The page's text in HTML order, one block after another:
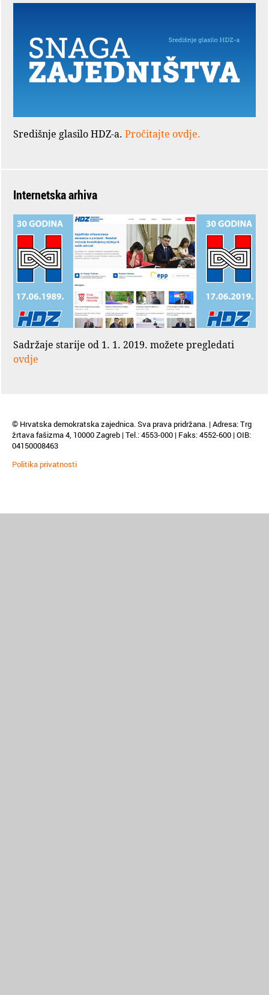
Središnje glasilo HDZ-a. Pročitajte ovdje.
Internetska arhiva
Sadržaje starije od 1. 1. 2019. možete pregledati
ovdje
© Hrvatska demokratska zajednica. Sva prava pridržana. | Adresa: Trg
žrtava fašizma 4, 10000 Zagreb | Tel.: 4553-000 | Faks: 4552-600 | OIB:
04150008463
Politika privatnosti